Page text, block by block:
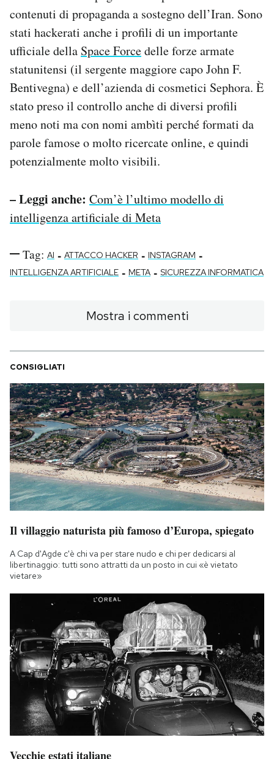
contenuti di propaganda a sostegno dell’Iran. Sono
stati hackerati anche i profili di un importante
ufficiale della Space Forcedelle forze armate
statunitensi (il sergente maggiore capo John F.
Bentivegna) e dell’azienda di cosmetici Sephora. È
stato preso il controllo anche di diversi profili
meno noti ma con nomi ambìti perché formati da
parole famose o molto ricercate online, e quindi
potenzialmente molto visibili.
– Leggi anche: Com’è l’ultimo modello di
intelligenza artificiale di Meta
Tag: AI - ATTACCO HACKER - INSTAGRAM -
INTELLIGENZA ARTIFICIALE - META - SICUREZZA INFORMATICA
Mostra i commenti
CONSIGLIATI
Il villaggio naturista più famoso d’Europa, spiegato
A Cap d'Agde c'è chi va per stare nudo e chi per dedicarsi al
libertinaggio: tutti sono attratti da un posto in cui «è vietato
vietare»
Vecchie estati italiane